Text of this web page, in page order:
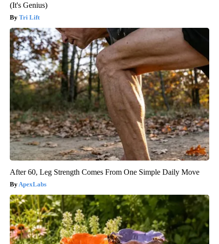
(It's Genius)
Tri Lift
After 60, Leg Strength Comes From One Simple Daily Move
ApexLabs